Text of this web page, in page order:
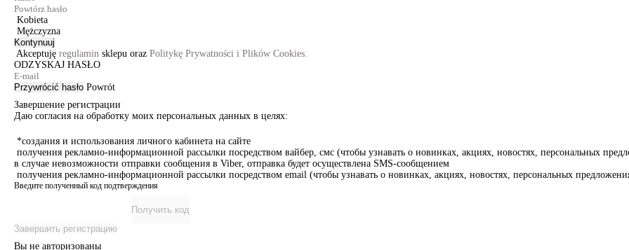
Kobieta
Mężczyzna
Kontynuuj
Akceptuję regulamin sklepu oraz Politykę Prywatności i Plików Cookies.
ODZYSKAJ HASŁO
Przywrócić hasło Powrót
Завершение регистрации
Даю согласия на обработку моих персональных данных в целях:
*создания и использования личного кабинета на сайте
получения рекламно-информационной рассылки посредством вайбер, смс (чтобы узнавать о новинках, акциях, новостях, персональных
в случае невозможности отправки сообщения в Viber, отправка будет осуществлена SMS-сообщением
получения рекламно-информационной рассылки посредством email (чтобы узнавать о новинках, акциях, новостях, персональных
Введите полученный код подтверждения
Получить код
Завершить регистрацию
Вы не авторизованы